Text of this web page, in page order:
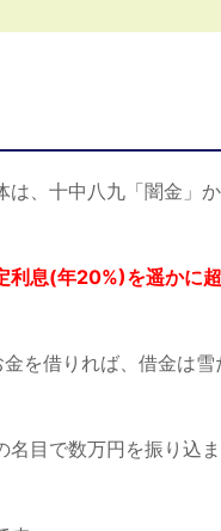
、十中八九「闇金」
利息(年20%)を遥かに
を借りれば、借金は
目で数万円を振り込